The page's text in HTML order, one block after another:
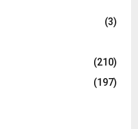
(3)
(210)
(197)